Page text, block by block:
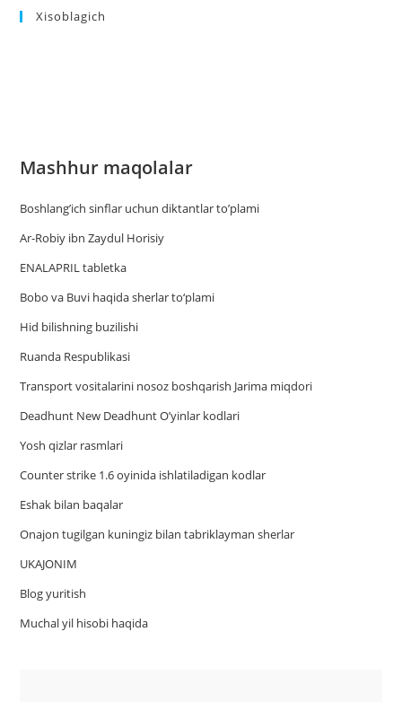
Xisoblagich
Mashhur maqolalar
Boshlang’ich sinflar uchun diktantlar to’plami
Ar-Robiy ibn Zaydul Horisiy
ENALAPRIL tabletka
Bobo va Buvi haqida sherlar to‘plami
Hid bilishning buzilishi
Ruanda Respublikasi
Trаnsport vositаlаrini nosoz boshqаrish Jаrimа miqdori
Deadhunt New Deadhunt O’yinlar kodlari
Yosh qizlar rasmlari
Counter strike 1.6 oyinida ishlatiladigan kodlar
Eshak bilan baqalar
Onajon tugilgan kuningiz bilan tabriklayman sherlar
UKAJONIM
Blog yuritish
Muchal yil hisobi haqida